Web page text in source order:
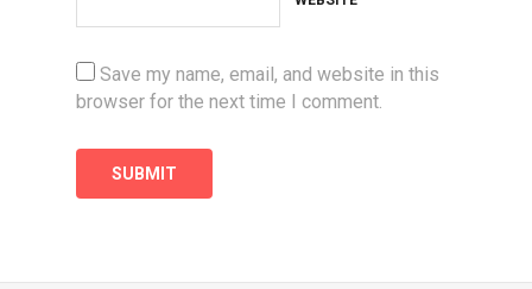
Save my name, email, and website in this
browser for the next time I comment.